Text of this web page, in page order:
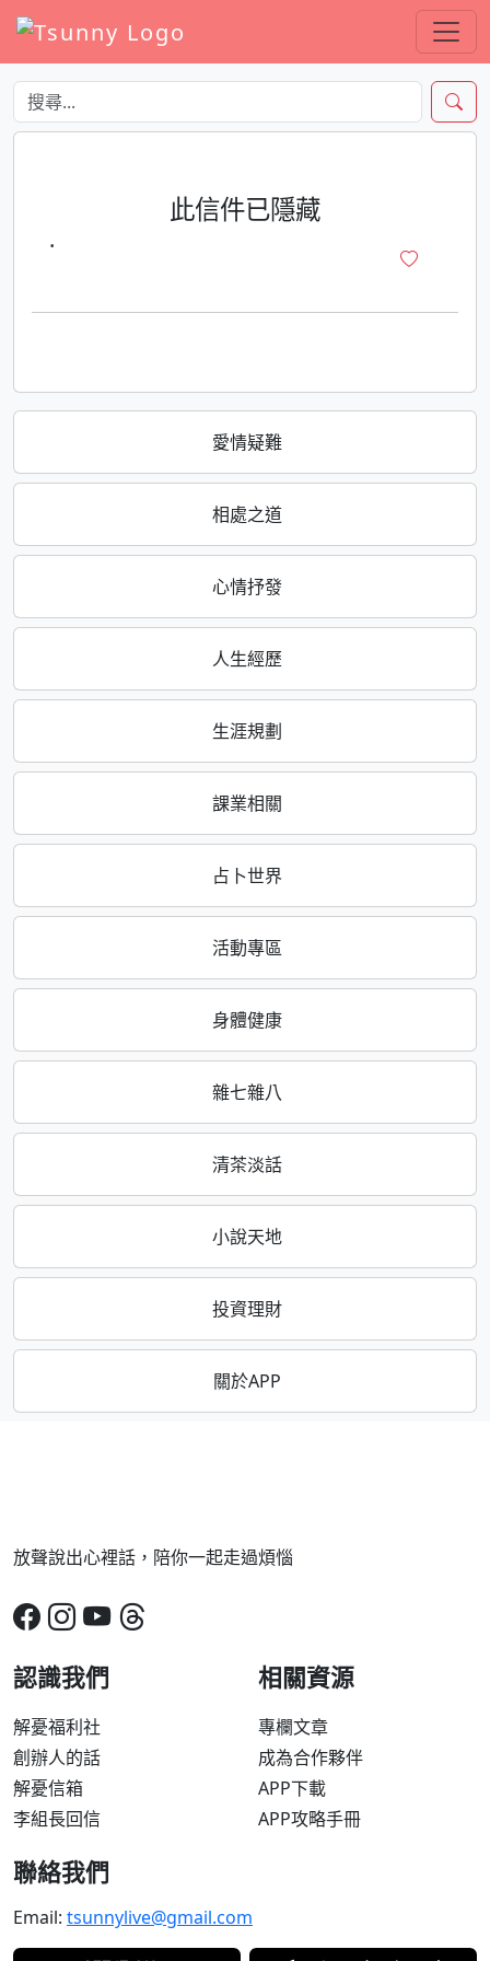
愛情疑難
相處之道
心情抒發
人生經歷
生涯規劃
課業相關
占卜世界
活動專區
身體健康
雜七雜八
清茶淡話
小說天地
投資理財
關於APP
此信件已隱藏
·
放聲說出心裡話，陪你一起走過煩惱
認識我們
解憂福利社
創辦人的話
解憂信箱
李組長回信
相關資源
專欄文章
成為合作夥伴
APP下載
APP攻略手冊
聯絡我們
Email: tsunnylive@gmail.com